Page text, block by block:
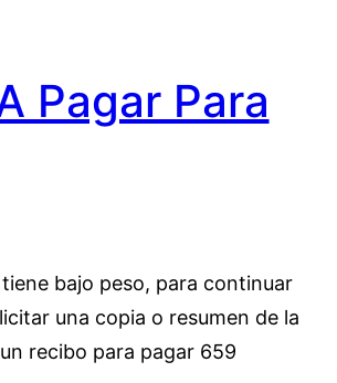
Pagar Para
bajo peso, para continuar
una copia o resumen de la
recibo para pagar 659